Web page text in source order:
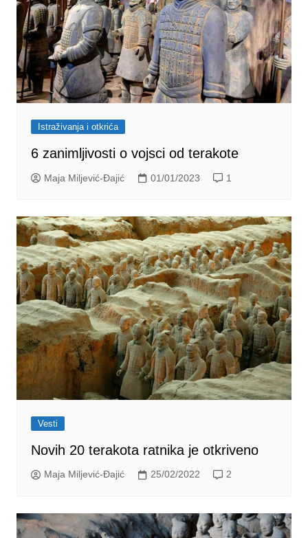
Istraživanja i otkrića
6 zanimljivosti o vojsci od terakote
Maja Miljević-Đajić 01/01/2023 1
Vesti
Novih 20 terakota ratnika je otkriveno
Maja Miljević-Đajić 25/02/2022 2